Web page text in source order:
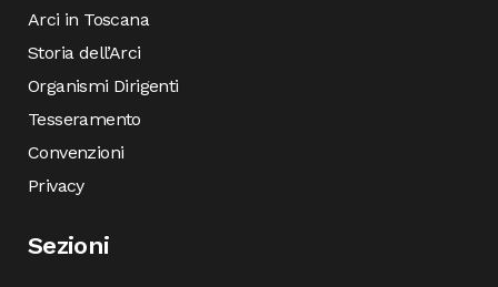
Arci in Toscana
Storia dell’Arci
Organismi Dirigenti
Tesseramento
Convenzioni
Privacy
Sezioni